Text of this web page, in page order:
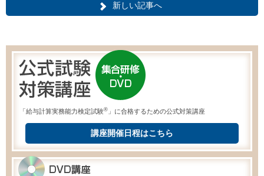
新しい記事へ
「給与計算実務能力検定試験® 」に合格するための公式対策講座
講座開催日程はこちら